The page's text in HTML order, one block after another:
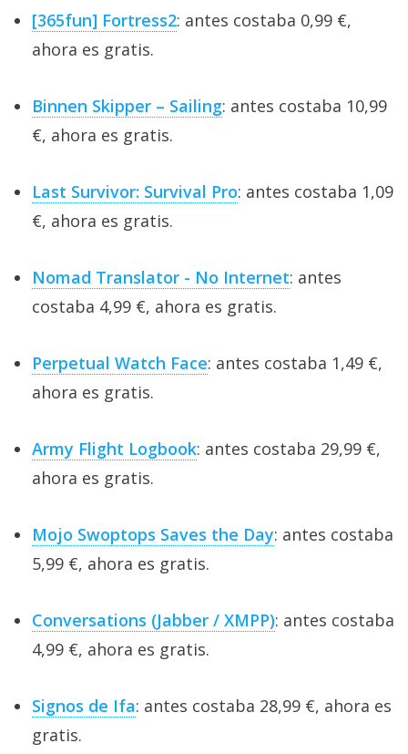
[365fun] Fortress2: antes costaba 0,99 €,
ahora es gratis.
Binnen Skipper – Sailing: antes costaba 10,99
€, ahora es gratis.
Last Survivor: Survival Pro: antes costaba 1,09
€, ahora es gratis.
Nomad Translator - No Internet: antes
costaba 4,99 €, ahora es gratis.
Perpetual Watch Face: antes costaba 1,49 €,
ahora es gratis.
Army Flight Logbook: antes costaba 29,99 €,
ahora es gratis.
Mojo Swoptops Saves the Day: antes costaba
5,99 €, ahora es gratis.
Conversations (Jabber / XMPP): antes costaba
4,99 €, ahora es gratis.
Signos de Ifa: antes costaba 28,99 €, ahora es
gratis.